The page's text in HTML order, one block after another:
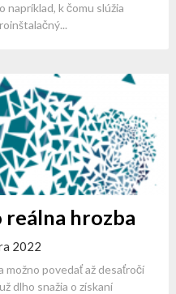
napríklad, k čomu slúžia
hrozba
2022
možno povedať až desaťročí
dlho snažia o získaní